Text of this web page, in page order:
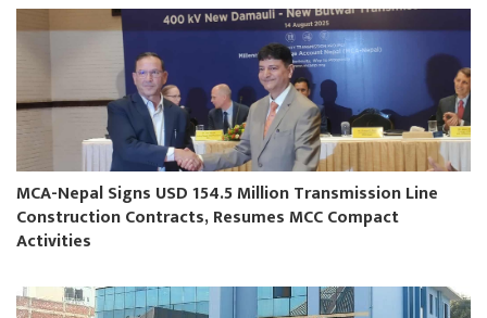
MCA-Nepal Signs USD 154.5 Million Transmission Line
Construction Contracts, Resumes MCC Compact
Activities